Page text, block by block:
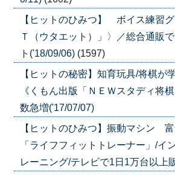
【ヒットのひみつ】 ボイス練習
Ｔ（ウタエット）」〉／総合通販
ト('18/09/06) (1597)
【ヒットの秘密】知育玩具/将棋が
《くもん出版「ＮＥＷスタディ将
数急増('17/07/07)
【ヒットのひみつ】振動マシン
「ライフフィットトレーナー」/イ
レーニング/テレビで1日1万台以上